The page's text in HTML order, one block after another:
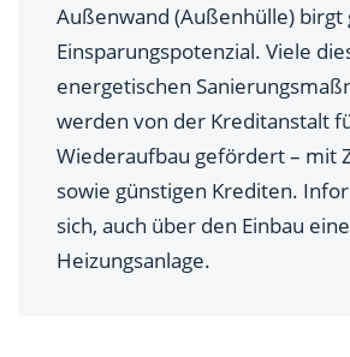
Außenwand (Außenhülle) birgt
Einsparungspotenzial. Viele
energetischen
werden von der Kreditanstalt
Wiederaufbau gefördert – mit
sowie günstigen Krediten.
sich, auch über den Einbau
Heizungsanlage.